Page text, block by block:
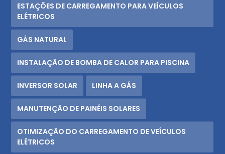
ESTAÇÕES DE CARREGAMENTO PARA VEÍCULOS
ELÉTRICOS
GÁS NATURAL
INSTALAÇÃO DE BOMBA DE CALOR PARA PISCINA
INVERSOR SOLAR LINHA A GÁS
MANUTENÇÃO DE PAINÉIS SOLARES
OTIMIZAÇÃO DO CARREGAMENTO DE VEÍCULOS
ELÉTRICOS